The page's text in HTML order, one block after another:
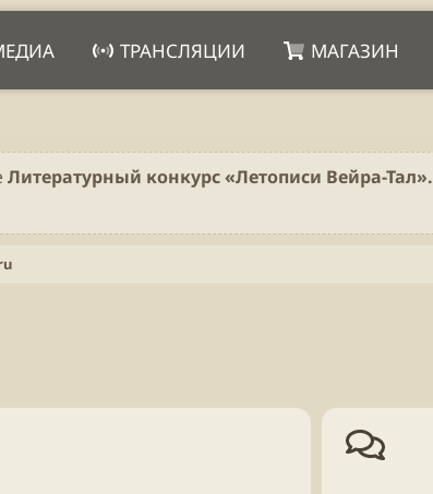
ТРАНСЛЯЦИИ МАГАЗИН
Литературный конкурс «Летописи Вейра-Тал».